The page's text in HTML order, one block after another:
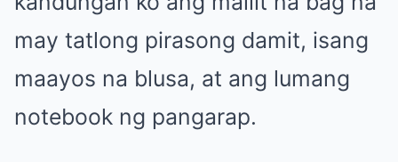
may tatlong pirasong damit, isang
maayos na blusa, at ang lumang
notebook ng pangarap.